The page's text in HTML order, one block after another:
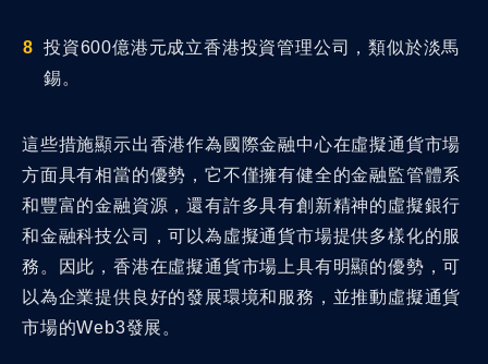
投資600億港元成立香港投資管理公司，類似於淡馬
錫。
這些措施顯示出香港作為國際金融中心在虛擬通貨市場
方面具有相當的優勢，它不僅擁有健全的金融監管體系
和豐富的金融資源，還有許多具有創新精神的虛擬銀行
和金融科技公司，可以為虛擬通貨市場提供多樣化的服
務。因此，香港在虛擬通貨市場上具有明顯的優勢，可
以為企業提供良好的發展環境和服務，並推動虛擬通貨
市場的Web3發展。